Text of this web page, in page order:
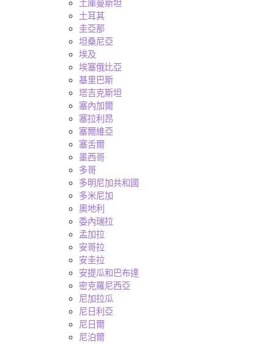
土庫曼斯坦
土耳其
圭亞那
坦桑尼亞
埃及
埃塞俄比亞
基里巴斯
塔吉克斯坦
塞內加爾
塞拉利昂
塞爾維亞
塞舌爾
墨西哥
多哥
多明尼加共和國
多米尼加
奧地利
委內瑞拉
孟加拉
安哥拉
安圭拉
安提瓜和巴布達
密克羅尼西亞
尼加拉瓜
尼日利亞
尼日爾
尼泊爾